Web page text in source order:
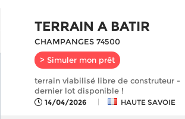
TERRAIN A BATIR
CHAMPANGES 74500
> Simuler mon prêt
terrain viabilisé libre de construteur -
dernier lot disponible !
14/04/2026 | HAUTE SAVOIE